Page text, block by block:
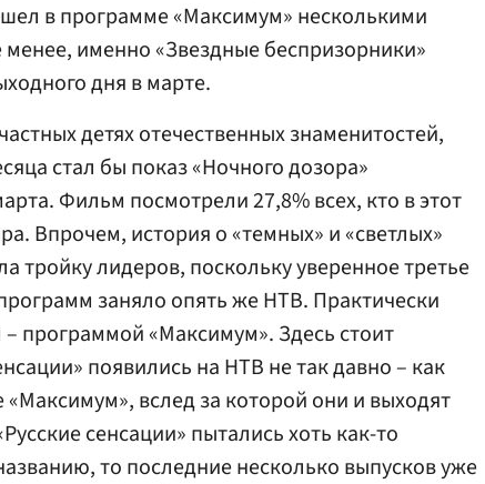
в программе «Максимум» несколькими
именно «Звездные беспризорники»
дня в марте.
детях отечественных знаменитостей,
стал бы показ «Ночного дозора»
Фильм посмотрели 27,8% всех, кто в этот
Впрочем, история о «темных» и «светлых»
тройку лидеров, поскольку уверенное третье
заняло опять же НТВ. Практически
программой «Максимум». Здесь стоит
появились на НТВ не так давно – как
вслед за которой они и выходят
сенсации» пытались хоть как-то
то последние несколько выпусков уже